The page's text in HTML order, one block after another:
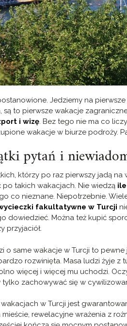
Jedziemy na
są to pierwsze wakacje
i wizę . Bez tego nie ma co
wakacje w biurze podroży.
pytań i
którzy po raz pierwszy jadą
po takich wakacjach. Nie wiedzą
co nieznane. Niepotrzebnie.
fakultatywne w Turcji
dowiedzieć. Można też kupić
przyjaciół.
o same wakacje w Turcji to pewne
rozwinięta. Masa ludzi żyje
więcej i więcej mu uchodzi.
tylko zachowywać się w
wakacjach w Turcji jest
rewelacyjne wrażenia z